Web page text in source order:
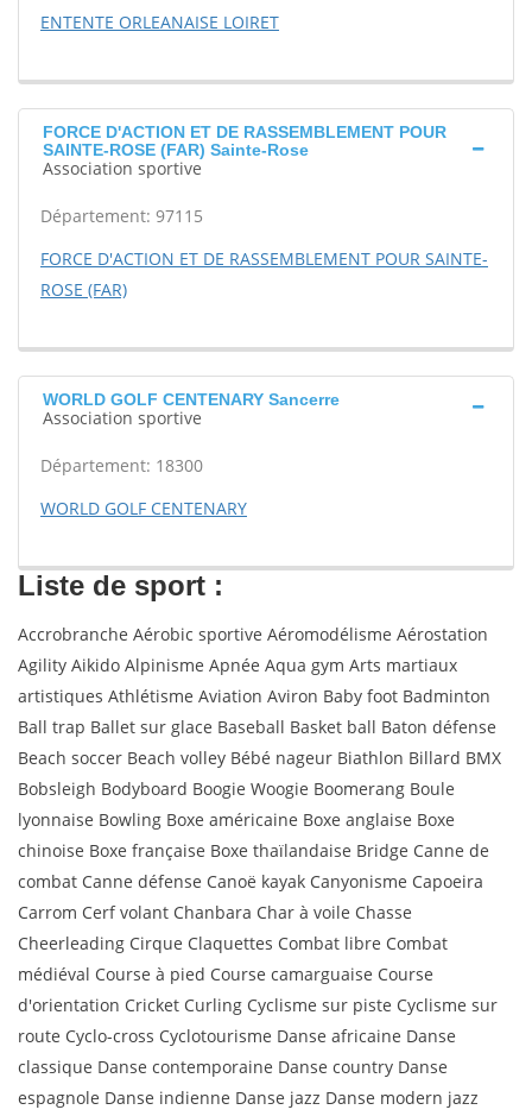
ENTENTE ORLEANAISE LOIRET
FORCE D'ACTION ET DE RASSEMBLEMENT POUR
SAINTE-ROSE (FAR) Sainte-Rose
Association sportive
Département: 97115
FORCE D'ACTION ET DE RASSEMBLEMENT POUR SAINTE-
ROSE (FAR)
WORLD GOLF CENTENARY Sancerre
Association sportive
Département: 18300
WORLD GOLF CENTENARY
Liste de sport :
Accrobranche Aérobic sportive Aéromodélisme Aérostation
Agility Aikido Alpinisme Apnée Aqua gym Arts martiaux
artistiques Athlétisme Aviation Aviron Baby foot Badminton
Ball trap Ballet sur glace Baseball Basket ball Baton défense
Beach soccer Beach volley Bébé nageur Biathlon Billard BMX
Bobsleigh Bodyboard Boogie Woogie Boomerang Boule
lyonnaise Bowling Boxe américaine Boxe anglaise Boxe
chinoise Boxe française Boxe thaïlandaise Bridge Canne de
combat Canne défense Canoë kayak Canyonisme Capoeira
Carrom Cerf volant Chanbara Char à voile Chasse
Cheerleading Cirque Claquettes Combat libre Combat
médiéval Course à pied Course camarguaise Course
d'orientation Cricket Curling Cyclisme sur piste Cyclisme sur
route Cyclo-cross Cyclotourisme Danse africaine Danse
classique Danse contemporaine Danse country Danse
espagnole Danse indienne Danse jazz Danse modern jazz